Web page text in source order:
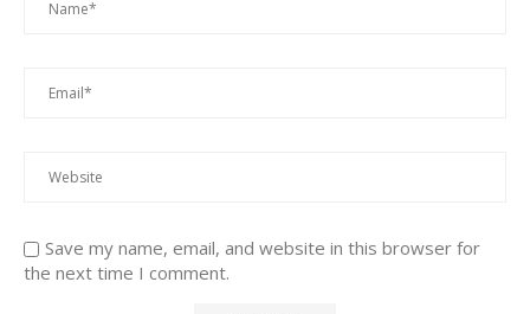
Save my name, email, and website in this browser for
the next time I comment.